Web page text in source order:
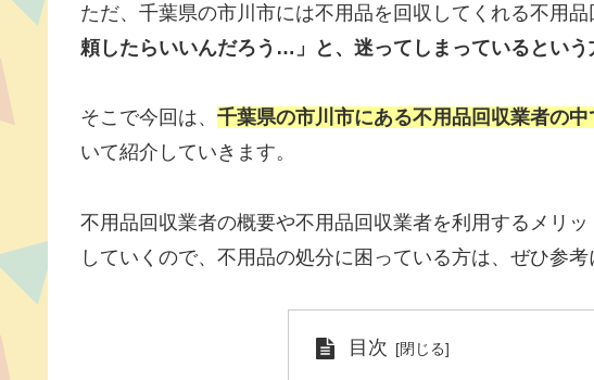
ただ、千葉県の市川市には不用品を回収してくれる不用品
頼したらいいんだろう…」と、迷ってしまっているという
そこで今回は、 千葉県の市川市にある不用品回収業者の
いて紹介していきます。
不用品回収業者の概要や不用品回収業者を利用するメリ
していくので、不用品の処分に困っている方は、ぜひ参考
目次